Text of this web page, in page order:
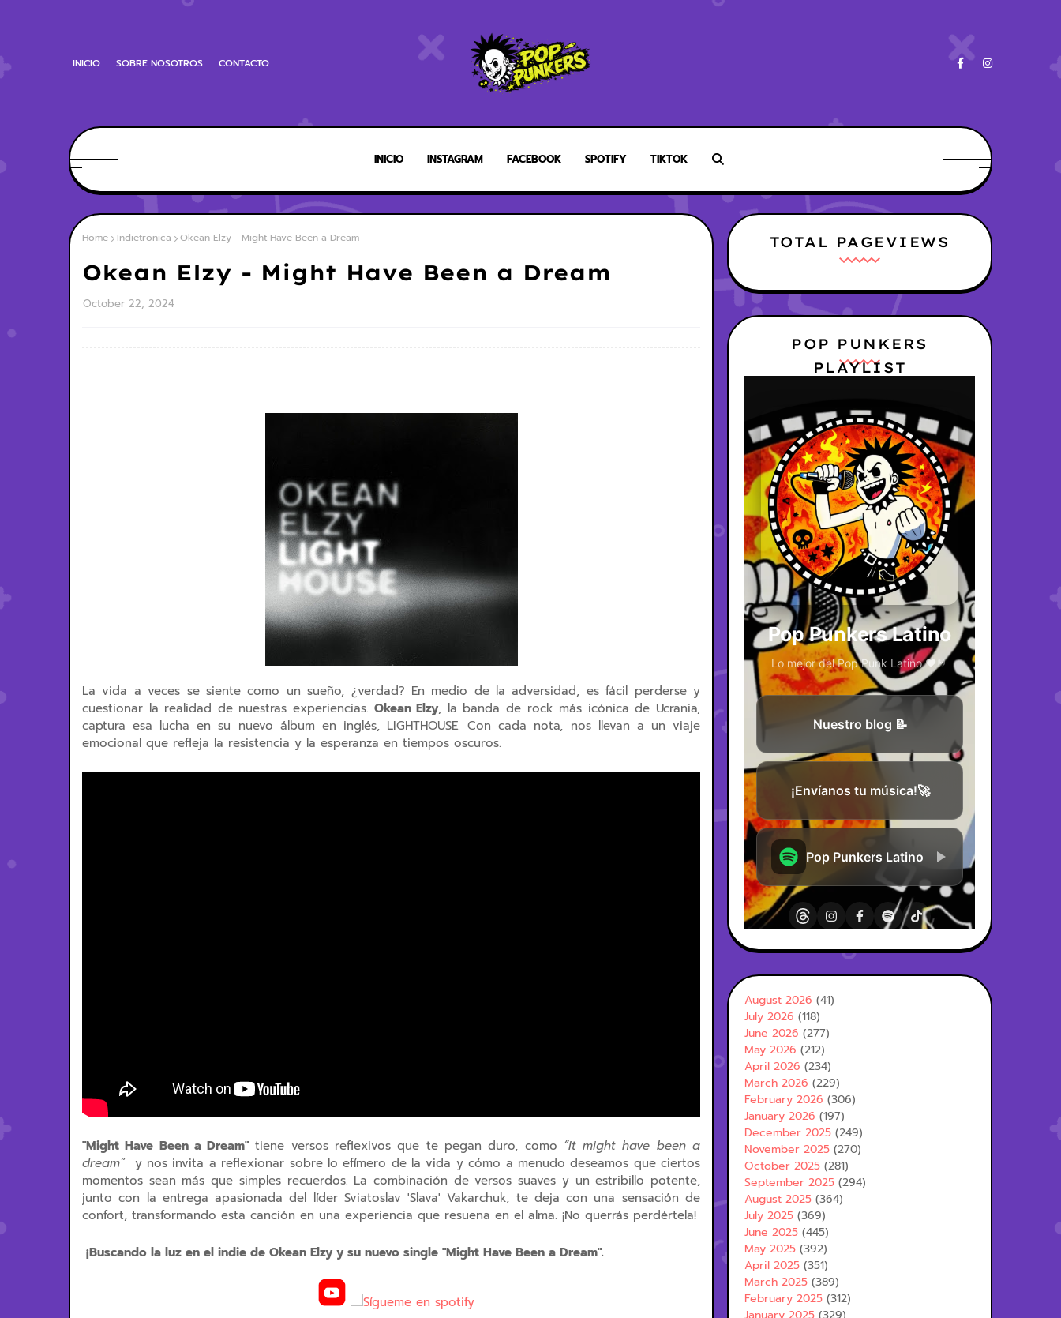
INICIO SOBRE NOSOTROS CONTACTO
INICIO INSTAGRAM FACEBOOK SPOTIFY TIKTOK
Home Indietronica Okean Elzy - Might Have Been a Dream
Okean Elzy - Might Have Been a Dream
October 22, 2024
La vida a veces se siente como un sueño, ¿verdad? En medio de la adversidad, es fácil perderse y
cuestionar la realidad de nuestras experiencias. Okean Elzy, la banda de rock más icónica de Ucrania,
captura esa lucha en su nuevo álbum en inglés, LIGHTHOUSE. Con cada nota, nos llevan a un viaje
emocional que refleja la resistencia y la esperanza en tiempos oscuros.
"Might Have Been a Dream" tiene versos reflexivos que te pegan duro, como “It might have been a
dream”y nos invita a reflexionar sobre lo efímero de la vida y cómo a menudo deseamos que ciertos
momentos sean más que simples recuerdos. La combinación de versos suaves y un estribillo potente,
junto con la entrega apasionada del líder Sviatoslav 'Slava' Vakarchuk, te deja con una sensación de
confort, transformando esta canción en una experiencia que resuena en el alma. ¡No querrás perdértela!
¡Buscando la luz en el indie de Okean Elzy y su nuevo single "Might Have Been a Dream".
TOTAL PAGEVIEWS
POP PUNKERS
PLAYLIST
August 2026 (41)
July 2026 (118)
June 2026 (277)
May 2026 (212)
April 2026 (234)
March 2026 (229)
February 2026 (306)
January 2026 (197)
December 2025 (249)
November 2025 (270)
October 2025 (281)
September 2025 (294)
August 2025 (364)
July 2025 (369)
June 2025 (445)
May 2025 (392)
April 2025 (351)
March 2025 (389)
February 2025 (312)